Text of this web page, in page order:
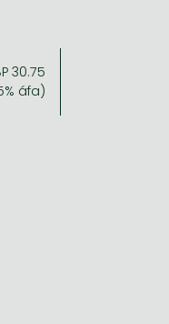
30.75
áfa)